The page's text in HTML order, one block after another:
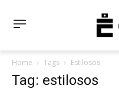
Home Tags Estilosos
Tag: estilosos